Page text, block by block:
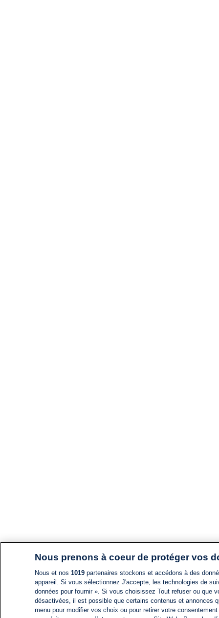
Nous prenons à coeur de protéger vos
Nous et nos 1019partenaires stockons et accédons à des
appareil. Si vous sélectionnez J'accepte, les technologies de
données pour fournir ». Si vous choisissez Tout refuser ou
désactivées, il est possible que certains contenus et annonces
menu pour modifier vos choix ou pour retirer votre